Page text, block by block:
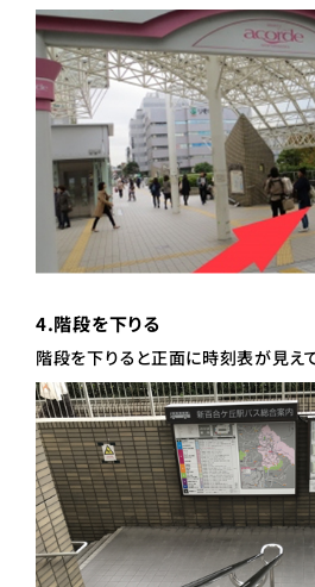
4.階段を下りる
階段を下りると正面に時刻表が見えて